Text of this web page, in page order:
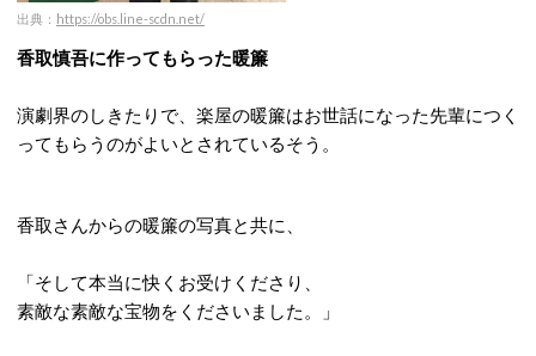
出典： https://obs.line-scdn.net/
香取慎吾に作ってもらった暖簾
演劇界のしきたりで、楽屋の暖簾はお世話になった先輩につく
ってもらうのがよいとされているそう。
香取さんからの暖簾の写真と共に、
「そして本当に快くお受けくださり、
素敵な素敵な宝物をくださいました。」